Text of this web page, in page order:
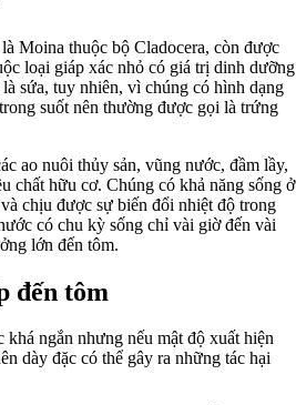
Moina thuộc bộ Cladocera, còn được
loại giáp xác nhỏ có giá trị dinh dưỡng
sứa, tuy nhiên, vì chúng có hình dạng
suốt nên thường được gọi là trứng
ao nuôi thủy sản, vũng nước, đầm lầy,
chất hữu cơ. Chúng có khả năng sống ở
chịu được sự biến đổi nhiệt độ trong
có chu kỳ sống chỉ vài giờ đến vài
lớn đến tôm.
đến tôm
ngắn nhưng nếu mật độ xuất hiện
dày đặc có thể gây ra những tác hại